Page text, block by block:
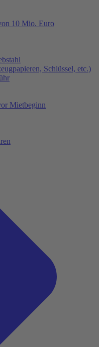
10 Mio. Euro
Schlüssel, etc.)
Mietbeginn